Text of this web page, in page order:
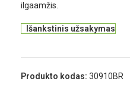
ilgaamžis.
Išankstinis užsakymas
Produkto kodas: 30910BR